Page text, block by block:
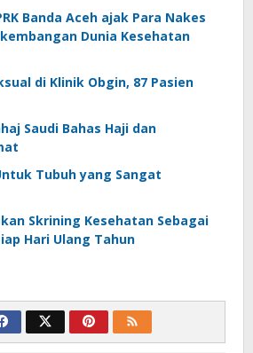
Banda Aceh ajak Para Nakes
Dunia Kesehatan
di Klinik Obgin, 87 Pasien
Saudi Bahas Haji dan
Tubuh yang Sangat
Skrining Kesehatan Sebagai
Hari Ulang Tahun